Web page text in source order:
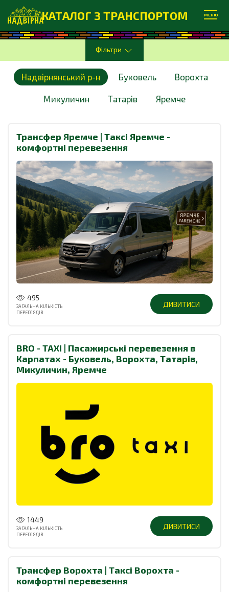
КАТАЛОГ З ТРАНСПОРТОМ МЕНЮ
Фільтри
Надвірнянський р-н Буковель Ворохта
Микуличин Татарів Яремче
Трансфер Яремче | Таксі Яремче -
комфортні перевезення
495
ЗАГАЛЬНА КІЛЬКІСТЬ
ПЕРЕГЛЯДІВ
ДИВИТИСИ
BRO - TAXI | Пасажирські перевезення в
Карпатах - Буковель, Ворохта, Татарів,
Микуличин, Яремче
1449
ЗАГАЛЬНА КІЛЬКІСТЬ
ПЕРЕГЛЯДІВ
ДИВИТИСИ
Трансфер Ворохта | Таксі Ворохта -
комфортні перевезення